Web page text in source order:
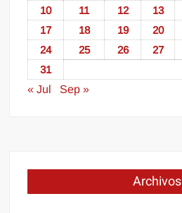
10
11 12 13
17 18 19 20
24 25 26 27
31
« Jul
Sep »
Archivos